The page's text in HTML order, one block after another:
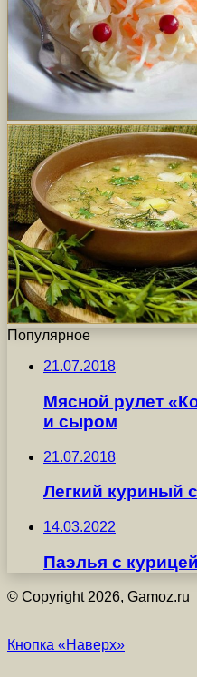
Популярное
21.07.2018
Мясной рулет
и сыром
21.07.2018
Легкий куриный
14.03.2022
Паэлья с курицей
© Copyright 2026, Gamoz.ru
Кнопка «Наверх»